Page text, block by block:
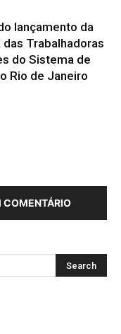
lançamento da
Trabalhadoras
do Sistema de
Rio de Janeiro
COMENTÁRIO